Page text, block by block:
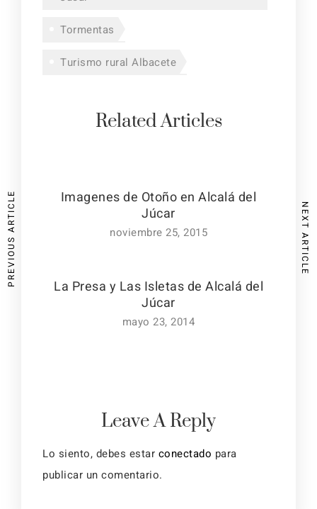
Tormentas
Turismo rural Albacete
Related Articles
Imagenes de Otoño en Alcalá del
Júcar
noviembre 25, 2015
La Presa y Las Isletas de Alcalá del
Júcar
mayo 23, 2014
Leave A Reply
Lo siento, debes estar conectado para
publicar un comentario.
PREVIOUS ARTICLE NEXT ARTICLE